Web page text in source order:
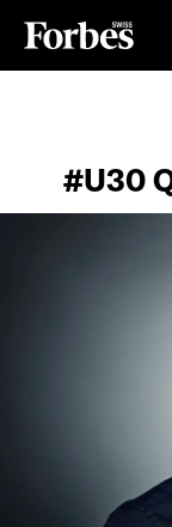
#U30